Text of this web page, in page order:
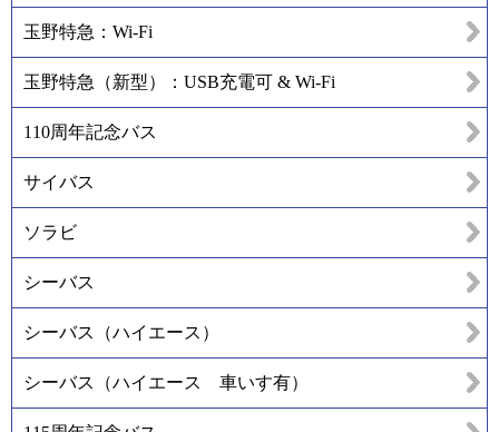
玉野特急：Wi-Fi
玉野特急（新型）：USB充電可 & Wi-Fi
110周年記念バス
サイバス
ソラビ
シーバス
シーバス（ハイエース）
シーバス（ハイエース 車いす有）